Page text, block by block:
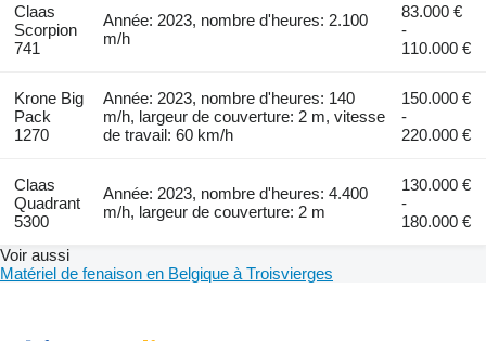
Claas
Scorpion
741
Année: 2023, nombre d'heures: 2.100
m/h
83.000 €
-
110.000 €
Krone Big
Pack
1270
Année: 2023, nombre d'heures: 140
m/h, largeur de couverture: 2 m, vitesse
de travail: 60 km/h
150.000 €
-
220.000 €
Claas
Quadrant
5300
Année: 2023, nombre d'heures: 4.400
m/h, largeur de couverture: 2 m
130.000 €
-
180.000 €
Voir aussi
Matériel de fenaison en Belgique à Troisvierges